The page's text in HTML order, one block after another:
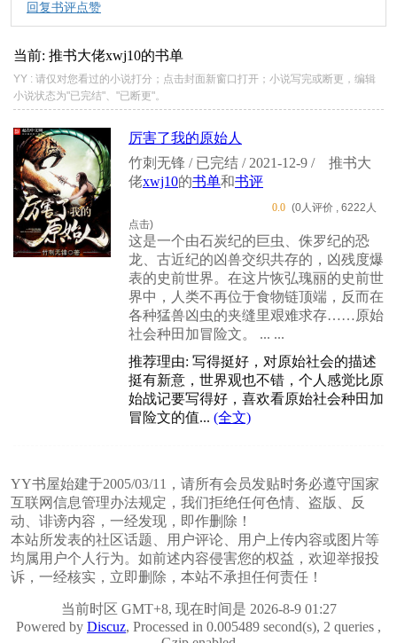
回复书评点赞
当前: 推书大佬xwj10的书单
YY : 请仅对您看过的小说打分；点击封面新窗口打开；小说写完或断更，编辑
小说状态为"已完结"、"已断更"。
厉害了我的原始人
竹刺无锋 / 已完结 / 2021-12-9 /
推书大
佬xwj10的书单和书评
0.0 (0人评价 , 6222人
点击)
这是一个由石炭纪的巨虫、侏罗纪的恐
龙、古近纪的凶兽交织共存的，凶残度爆
表的史前世界。在这片恢弘瑰丽的史前世
界中，人类不再位于食物链顶端，反而在
各种猛兽凶虫的夹缝里艰难求存……原始
社会种田加冒险文。 ... ...
推荐理由: 写得挺好，对原始社会的描述
挺有新意，世界观也不错，个人感觉比原
始战记要写得好，喜欢看原始社会种田加
冒险文的值... (全文)
YY书屋始建于2005/03/11，请所有会员发贴时务必遵守国家
互联网信息管理办法规定，我们拒绝任何色情、盗版、反
动、诽谤内容，一经发现，即作删除！
本站所发表的社区话题、用户评论、用户上传内容或图片等
均属用户个人行为。如前述内容侵害您的权益，欢迎举报投
诉，一经核实，立即删除，本站不承担任何责任！
当前时区 GMT+8, 现在时间是 2026-8-9 01:27
Powered by Discuz, Processed in 0.005489 second(s), 2 queries ,